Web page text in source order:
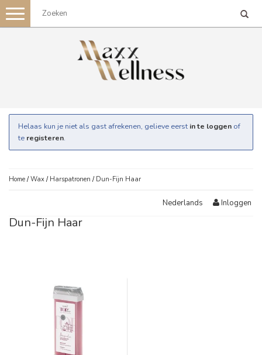
Toggle
navigation
Helaas kun je niet als gast afrekenen, gelieve eerst in te loggen of
te registeren.
Home /Wax / Harspatronen / Dun-Fijn Haar
Nederlands Inloggen
Dun-Fijn Haar